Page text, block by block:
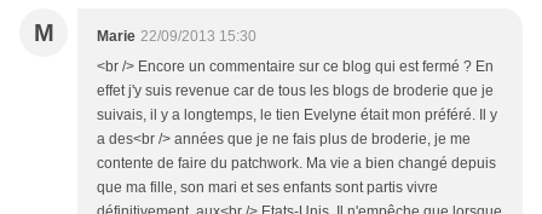
M Marie 22/09/2013 15:30
<br /> Encore un commentaire sur ce blog qui est fermé ? En
effet j'y suis revenue car de tous les blogs de broderie que je
suivais, il y a longtemps, le tien Evelyne était mon préféré. Il y
a des<br /> années que je ne fais plus de broderie, je me
contente de faire du patchwork. Ma vie a bien changé depuis
que ma fille, son mari et ses enfants sont partis vivre